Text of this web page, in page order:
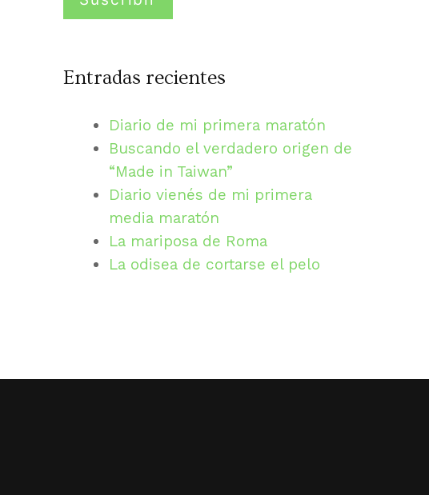
Entradas recientes
Diario de mi primera maratón
Buscando el verdadero origen de
“Made in Taiwan”
Diario vienés de mi primera
media maratón
La mariposa de Roma
La odisea de cortarse el pelo